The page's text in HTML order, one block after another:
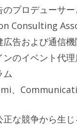
のプロデューサ
Consulting
告および通信機
のイベント代
ム
、
な競争から生